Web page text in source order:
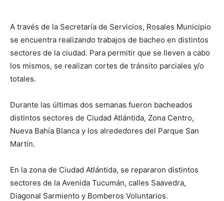
A través de la Secretaría de Servicios, Rosales Municipio
se encuentra realizando trabajos de bacheo en distintos
sectores de la ciudad. Para permitir que se lleven a cabo
los mismos, se realizan cortes de tránsito parciales y/o
totales.
Durante las últimas dos semanas fueron bacheados
distintos sectores de Ciudad Atlántida, Zona Centro,
Nueva Bahía Blanca y los alrededores del Parque San
Martín.
En la zona de Ciudad Atlántida, se repararon distintos
sectores de la Avenida Tucumán, calles Saavedra,
Diagonal Sarmiento y Bomberos Voluntarios.